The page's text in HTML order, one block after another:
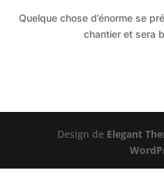
Quelque chose d’énorme se
chantier et sera
Design de Elegant